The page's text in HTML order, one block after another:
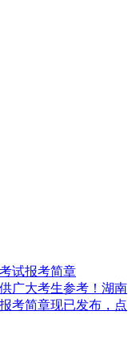
试报考简章
广大考生参考！湖南
考简章现已发布，点